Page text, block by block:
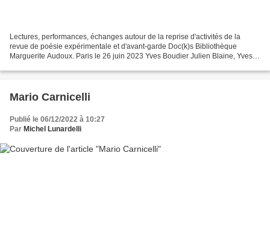
Lectures, performances, échanges autour de la reprise d'activités de la
revue de poésie expérimentale et d'avant-garde Doc(k)s Bibliothèque
Marguerite Audoux. Paris le 26 juin 2023 Yves Boudier Julien Blaine, Yves
Mario Carnicelli
Publié le 06/12/2022 à 10:27
Par Michel Lunardelli